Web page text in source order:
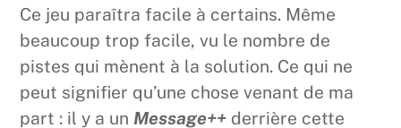
Ce jeu paraîtra facile à certains. Même
beaucoup trop facile, vu le nombre de
pistes qui mènent à la solution. Ce qui ne
peut signifier qu’une chose venant de ma
part : il y a un Message++ derrière cette